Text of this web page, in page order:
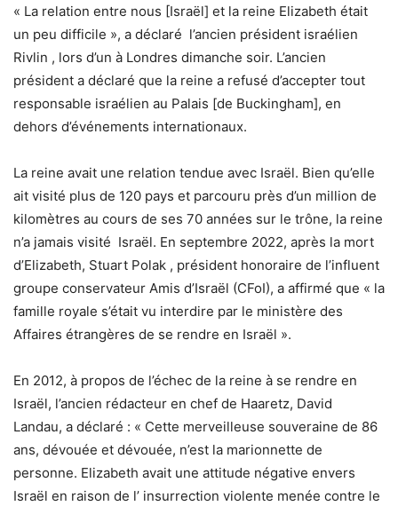
« La relation entre nous [Israël] et la reine Elizabeth était
un peu difficile », a déclaré l’ancien président israélien
Rivlin , lors d’un à Londres dimanche soir. L’ancien
président a déclaré que la reine a refusé d’accepter tout
responsable israélien au Palais [de Buckingham], en
dehors d’événements internationaux.
La reine avait une relation tendue avec Israël. Bien qu’elle
ait visité plus de 120 pays et parcouru près d’un million de
kilomètres au cours de ses 70 années sur le trône, la reine
n’a jamais visité Israël. En septembre 2022, après la mort
d’Elizabeth, Stuart Polak , président honoraire de l’influent
groupe conservateur Amis d’Israël (CFoI), a affirmé que « la
famille royale s’était vu interdire par le ministère des
Affaires étrangères de se rendre en Israël ».
En 2012, à propos de l’échec de la reine à se rendre en
Israël, l’ancien rédacteur en chef de Haaretz, David
Landau, a déclaré : « Cette merveilleuse souveraine de 86
ans, dévouée et dévouée, n’est la marionnette de
personne. Elizabeth avait une attitude négative envers
Israël en raison de l’ insurrection violente menée contre le